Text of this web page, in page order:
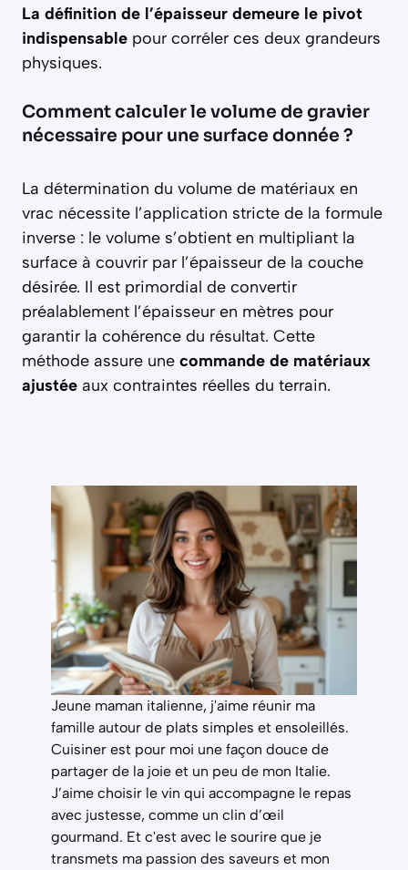
La définition de l’épaisseur demeure le pivot
indispensable pour corréler ces deux grandeurs
physiques.
Comment calculer le volume de gravier
nécessaire pour une surface donnée ?
La détermination du volume de matériaux en
vrac nécessite l’application stricte de la formule
inverse : le volume s’obtient en multipliant la
surface à couvrir par l’épaisseur de la couche
désirée. Il est primordial de convertir
préalablement l’épaisseur en mètres pour
garantir la cohérence du résultat. Cette
méthode assure une commande de matériaux
ajustée aux contraintes réelles du terrain.
Jeune maman italienne, j'aime réunir ma
famille autour de plats simples et ensoleillés.
Cuisiner est pour moi une façon douce de
partager de la joie et un peu de mon Italie.
J’aime choisir le vin qui accompagne le repas
avec justesse, comme un clin d’œil
gourmand. Et c'est avec le sourire que je
transmets ma passion des saveurs et mon